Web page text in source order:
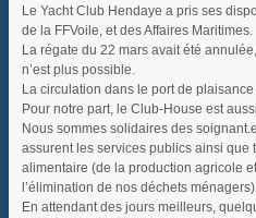
Le Yacht Club Hendaye a pris ses
de la FFVoile, et des Affaires Maritimes.
La régate du 22 mars avait été
n’est plus possible.
La circulation dans le port de
Pour notre part, le Club-House est
Nous sommes solidaires des
assurent les services publics ainsi que
alimentaire (de la production agricole
l’élimination de nos déchets
En attendant des jours meilleurs,